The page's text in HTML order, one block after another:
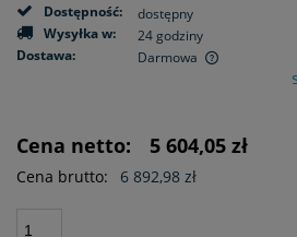
Dostępność:
dostępny
Wysyłka w:
24 godziny
Dostawa:
Darmowa
Cena nie zawiera ewentualnych
Cena netto: 5 604,05 zł
Cena brutto: 6 892,98 zł